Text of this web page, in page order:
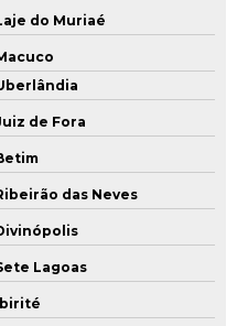
de monitoramento
do Muriaé
de Fora
das Neves
Lagoas